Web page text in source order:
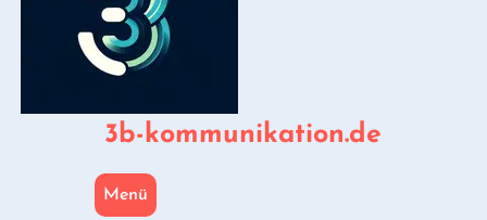
3b-kommunikation.de
Menü